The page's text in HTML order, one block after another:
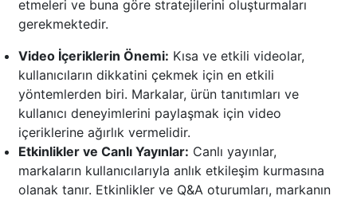
etmeleri ve buna göre stratejilerini oluşturmaları
gerekmektedir.
Video İçeriklerin Önemi: Kısa ve etkili videolar,
kullanıcıların dikkatini çekmek için en etkili
yöntemlerden biri. Markalar, ürün tanıtımları ve
kullanıcı deneyimlerini paylaşmak için video
içeriklerine ağırlık vermelidir.
Etkinlikler ve Canlı Yayınlar: Canlı yayınlar,
markaların kullanıcılarıyla anlık etkileşim kurmasına
olanak tanır. Etkinlikler ve Q&A oturumları, markanın